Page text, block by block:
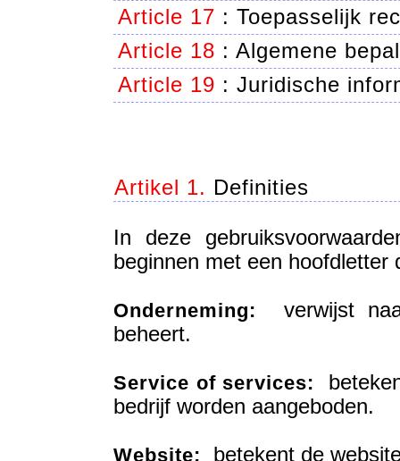
Article 17 : Toepasselijk
Article 18 : Algemene
Article 19 : Juridische
Artikel 1. Definities
In deze
beginnen met een hoofdletter
Onderneming: verwijst
beheert.
Service of services:
bedrijf worden aangeboden.
Website: betekent de